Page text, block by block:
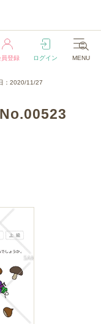
員登録 ログイン MENU
：2020/11/27